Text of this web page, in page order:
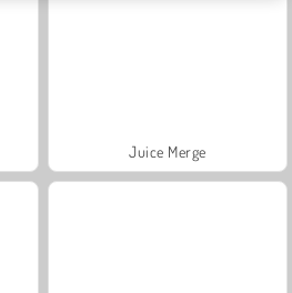
Juice Merge